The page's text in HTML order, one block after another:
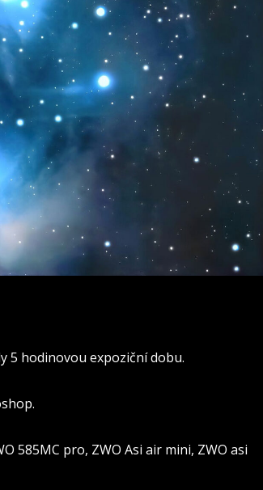
5 hodinovou expoziční dobu.
585MC pro, ZWO Asi air mini, ZWO asi